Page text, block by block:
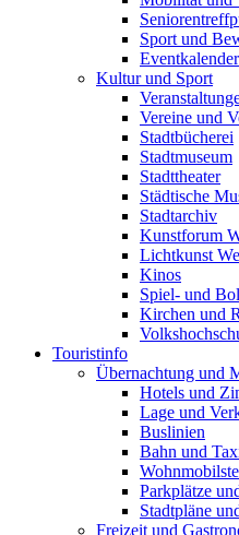
Sport und
Eventkalender
Kultur und Sport
Vereine und
Stadtbücherei
Stadtmuseum
Stadttheater
Städtische
Stadtarchiv
Kunstforum
Lichtkunst
Kinos
Spiel- und
Kirchen und
Touristinfo
Übernachtung und
Hotels und
Lage und
Buslinien
Bahn und
Parkplätze
Stadtpläne
Freizeit und